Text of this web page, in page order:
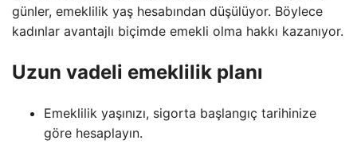
günler, emeklilik yaş hesabından düşülüyor. Böylece
kadınlar avantajlı biçimde emekli olma hakkı kazanıyor.
Uzun vadeli emeklilik planı
Emeklilik yaşınızı, sigorta başlangıç tarihinize
göre hesaplayın.